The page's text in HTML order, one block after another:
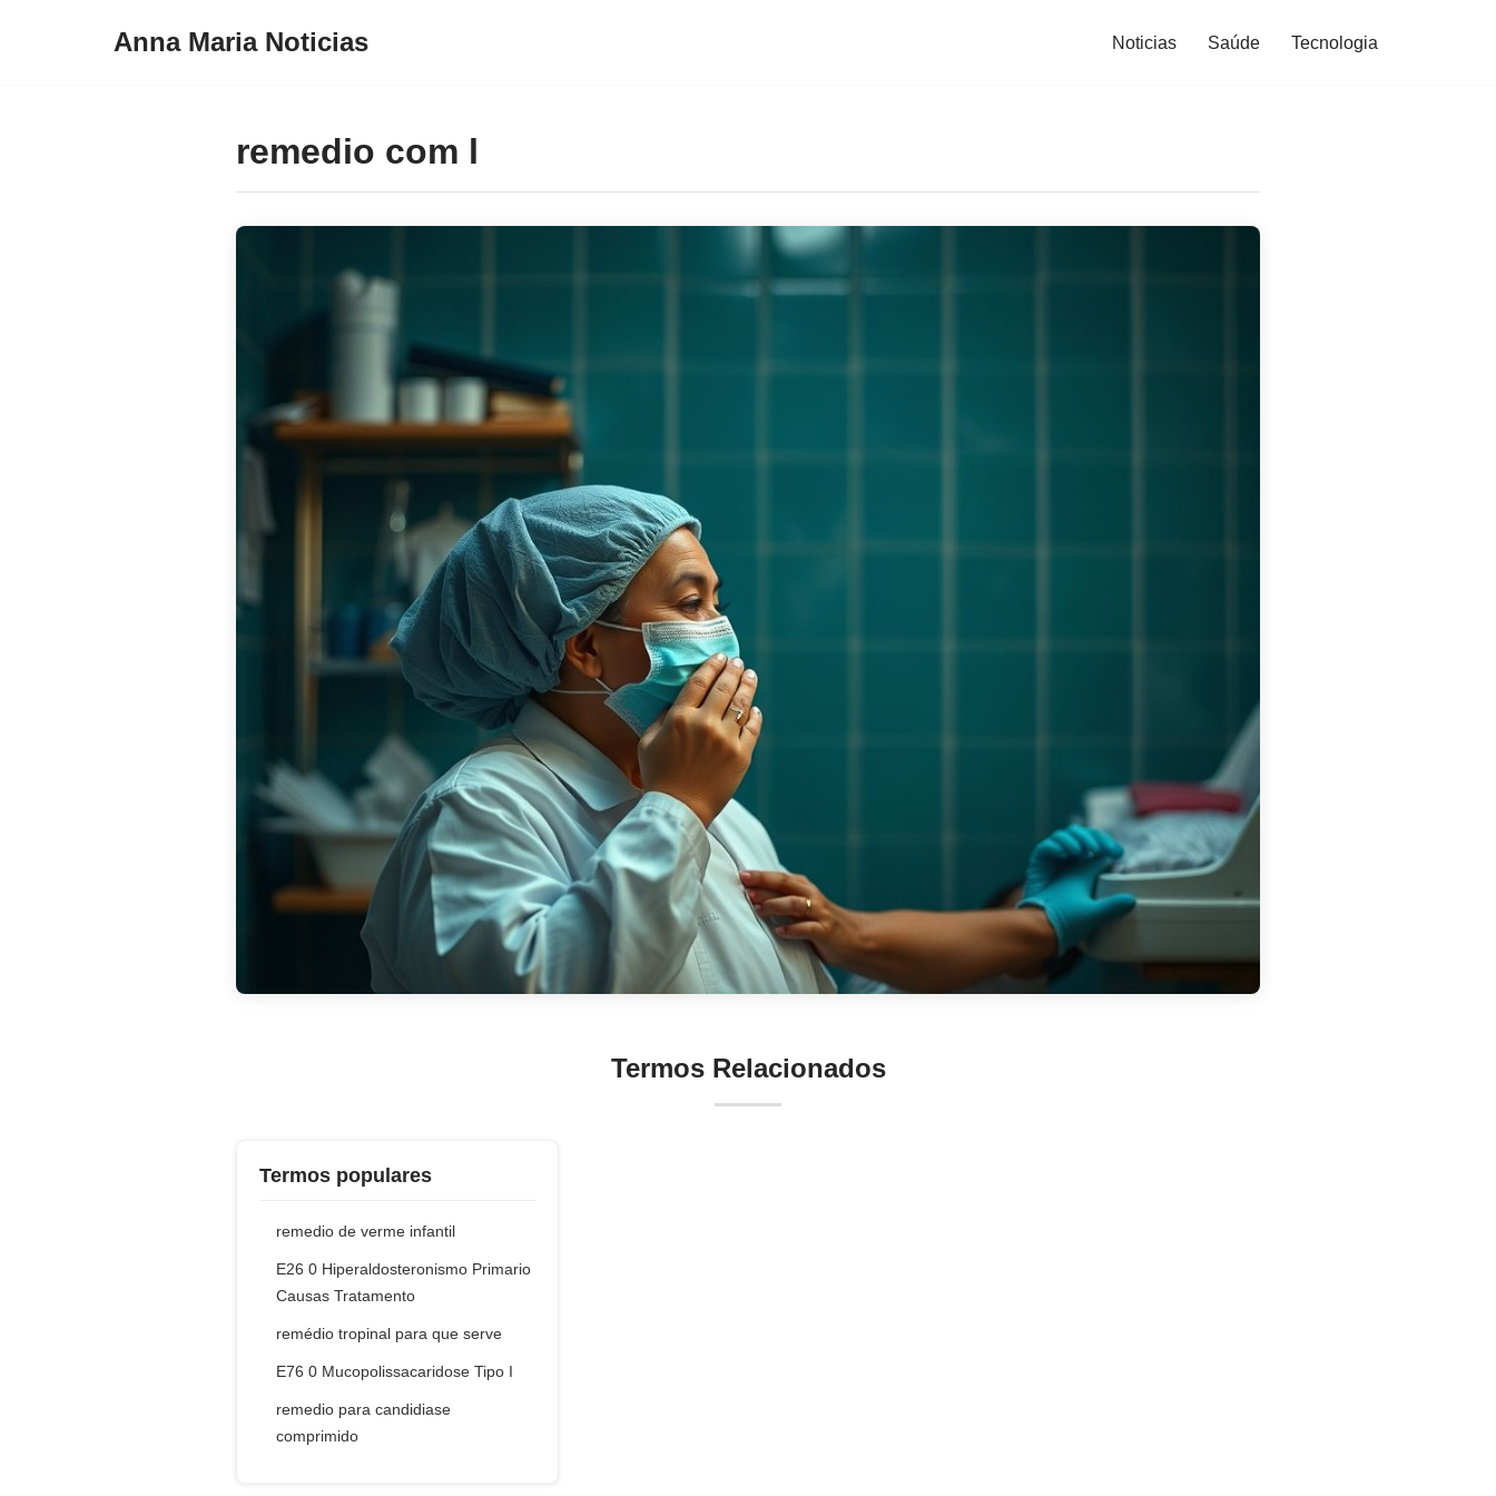
Anna Maria Noticias Noticias Saúde Tecnologia
remedio com l
Termos Relacionados
Termos populares
remedio de verme infantil
E26 0 Hiperaldosteronismo Primario
Causas Tratamento
remédio tropinal para que serve
E76 0 Mucopolissacaridose Tipo I
remedio para candidiase
comprimido